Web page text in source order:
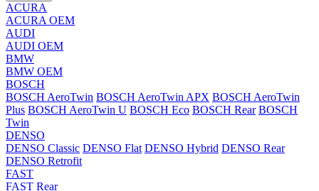
ACURA
ACURA OEM
AUDI
AUDI OEM
BMW
BMW OEM
BOSCH
BOSCH AeroTwin BOSCH AeroTwin APX BOSCH AeroTwin
Plus BOSCH AeroTwin U BOSCH Eco BOSCH Rear BOSCH
Twin
DENSO
DENSO Classic DENSO Flat DENSO Hybrid DENSO Rear
DENSO Retrofit
FAST
FAST Rear